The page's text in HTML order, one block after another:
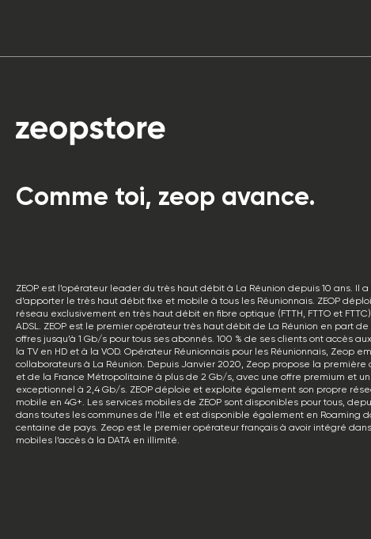
Comme toi, zeop avance.
ZEOP est l’opérateur leader du très haut débit à La Réunion depuis 10 ans. Il
d’apporter le très haut débit fixe et mobile à tous les Réunionnais. ZEOP
réseau exclusivement en très haut débit en fibre optique (FTTH, FTTO et
ADSL. ZEOP est le premier opérateur très haut débit de La Réunion en part
offres jusqu’à 1 Gb/s pour tous ses abonnés. 100 % de ses clients ont accès
la TV en HD et à la VOD. Opérateur Réunionnais pour les Réunionnais, Zeop
collaborateurs à La Réunion. Depuis Janvier 2020, Zeop propose la première
et de la France Métropolitaine à plus de 2 Gb/s, avec une offre premium et
exceptionnel à 2,4 Gb/s. ZEOP déploie et exploite également son propre
mobile en 4G+. Les services mobiles de ZEOP sont disponibles pour tous,
dans toutes les communes de l’île et est disponible également en Roaming
centaine de pays. Zeop est le premier opérateur français à avoir intégré
mobiles l’accès à la DATA en illimité.